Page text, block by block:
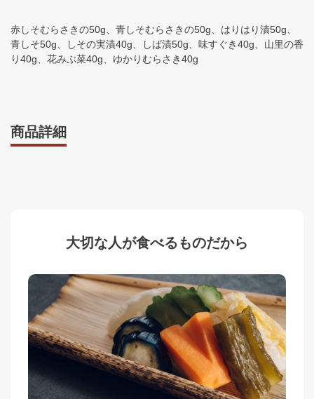
赤しそむらさきの50g、青しそむらさきの50g、はりはり漬50g、
青しそ50g、しその実漬40g、しば漬50g、味すぐき40g、山里の香
り40g、花みぶ菜40g、ゆかりむらさき40g
商品詳細
大切な人が食べるものだから